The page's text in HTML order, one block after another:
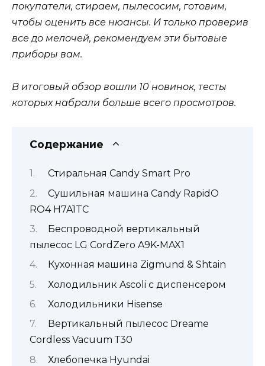
покупатели, стираем, пылесосим, готовим,
чтобы оценить все нюансы. И только проверив
все до мелочей, рекомендуем эти бытовые
приборы вам.
В итоговый обзор вошли 10 новинок, тесты
которых набрали больше всего просмотров.
Содержание
Стиральная Candy Smart Pro
Сушильная машина Candy RapidO
RO4 H7A1TC
Беспроводной вертикальный
пылесос LG CordZero A9K-MAX1
Кухонная машина Zigmund & Shtain
Холодильник Ascoli c диспенсером
Холодильники Hisense
Вертикальный пылесос Dreame
Cordless Vacuum Т30
Хлебопечка Hyundai